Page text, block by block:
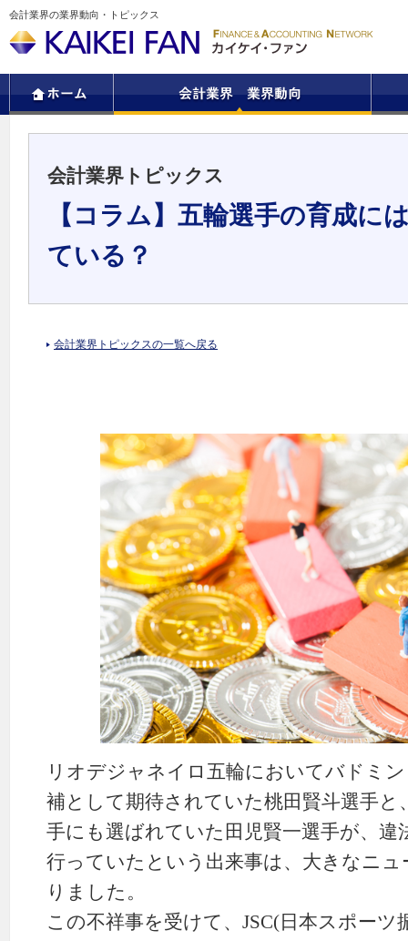
会計業界の業界動向・トピックス
会計業界トピックス
【コラム】五輪選手の育成に
ている？
会計業界トピックスの一覧へ戻る
リオデジャネイロ五輪においてバドミ
補として期待されていた桃田賢斗選手と
手にも選ばれていた田児賢一選手が、違
行っていたという出来事は、大きなニ
りました。
この不祥事を受けて、JSC(日本スポー